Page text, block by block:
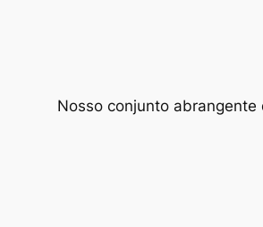
Nosso conjunto